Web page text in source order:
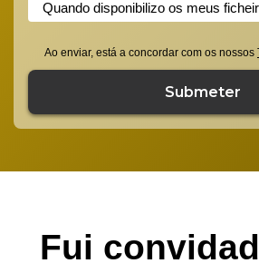
Ao enviar, está a concordar com os nossos
Fui